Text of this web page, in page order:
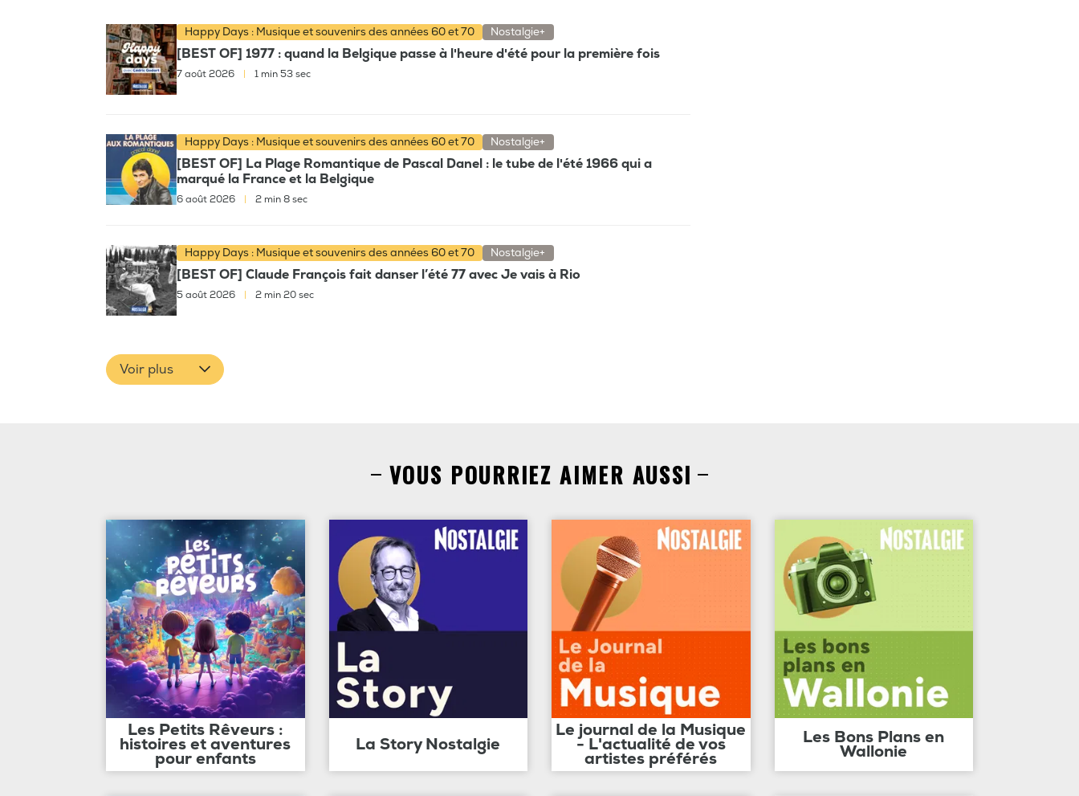
Happy Days : Musique et souvenirs des années 60 et 70 Nostalgie+
[BEST OF] 1977 : quand la Belgique passe à l'heure d'été pour la première fois
7 août 2026 1 min 53 sec
Happy Days : Musique et souvenirs des années 60 et 70 Nostalgie+
[BEST OF] La Plage Romantique de Pascal Danel : le tube de l'été 1966 qui a
marqué la France et la Belgique
6 août 2026 2 min 8 sec
Happy Days : Musique et souvenirs des années 60 et 70 Nostalgie+
[BEST OF] Claude François fait danser l’été 77 avec Je vais à Rio
5 août 2026 | 2 min 20 sec
Voir plus
VOUS POURRIEZ AIMER AUSSI
Les Petits Rêveurs :
histoires et aventures
pour enfants
La Story Nostalgie
Le journal de la Musique
- L'actualité de vos
artistes préférés
Les Bons Plans en
Wallonie